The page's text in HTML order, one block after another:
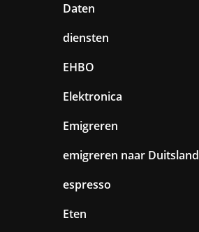
Daten
diensten
EHBO
Elektronica
Emigreren
emigreren naar Duitsland
espresso
Eten